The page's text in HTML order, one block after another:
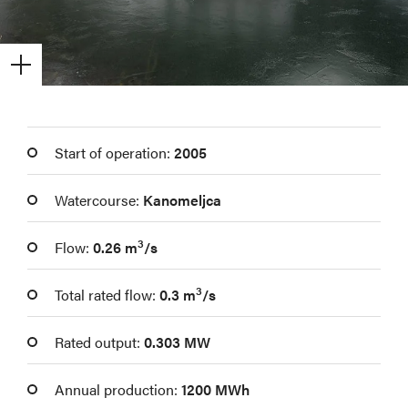
Start of operation: 2005
Watercourse: Kanomeljca
Flow: 0.26 m3/s
Total rated flow: 0.3 m3/s
Rated output: 0.303 MW
Annual production: 1200 MWh